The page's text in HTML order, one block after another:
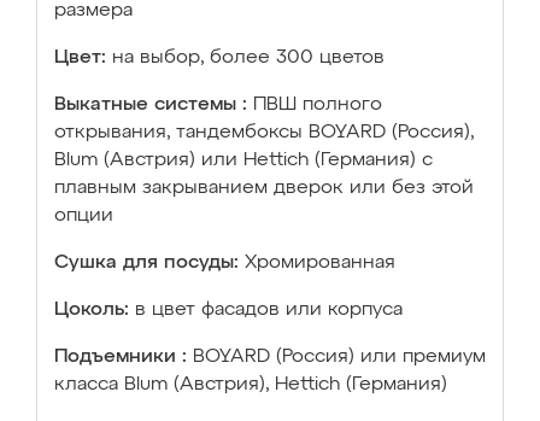
размера
Цвет: на выбор, более 300 цветов
Выкатные системы :
ПВШ полного
открывания, тандембоксы BOYARD (Россия),
Blum (Австрия) или Hettich (Германия) с
плавным закрыванием дверок или без этой
опции
Сушка для посуды: Хромированная
Цоколь: в цвет фасадов или корпуса
Подъемники : BOYARD (Россия) или премиум
класса Blum (Австрия), Hettich (Германия)